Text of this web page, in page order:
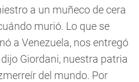
a un muñeco de cera
murió. Lo que se
a Venezuela, nos entregó
Giordani, nuestra patria
del mundo. Por